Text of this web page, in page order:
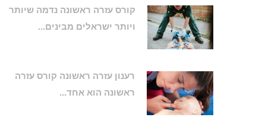
קורס עזרה ראשונה נדמה שיותר
ויותר ישראלים מבינים...
רענון עזרה ראשונה קורס עזרה
ראשונה הוא אחד...